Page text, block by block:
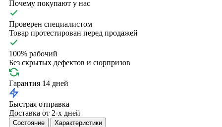
Почему покупают у нас
Проверен специалистом
Товар протестирован перед продажей
100% рабочий
Без скрытых дефектов и сюрпризов
Гарантия 14 дней
Быстрая отправка
Доставка от 2-х дней
Состояние Характеристики